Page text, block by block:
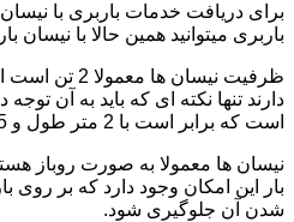
برای دریافت خدمات باربری با نیسان
باربری میتوانید همین حالا با نیسان
ظرفیت نیسان
دارند تنها نکته ای که باید به آن توجه
است که برابر است با 2 متر طول و 1.65 متر عرض.
نیسان ها معمولا به صورت روباز
بار این امکان وجود دارد که بر روی
شدن آن جلوگیری شود.